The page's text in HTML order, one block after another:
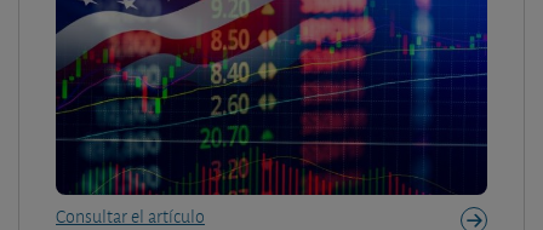
Consultar el artículo